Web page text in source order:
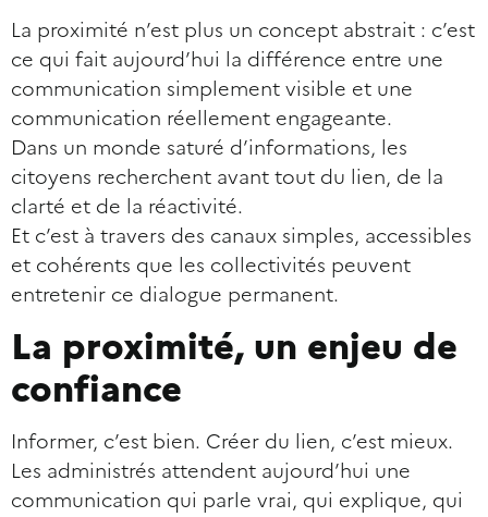
La proximité n’est plus un concept abstrait : c’est
ce qui fait aujourd’hui la différence entre une
communication simplement visible et une
communication réellement engageante.
Dans un monde saturé d’informations, les
citoyens recherchent avant tout du lien, de la
clarté et de la réactivité.
Et c’est à travers des canaux simples, accessibles
et cohérents que les collectivités peuvent
entretenir ce dialogue permanent.
La proximité, un enjeu de
confiance
Informer, c’est bien. Créer du lien, c’est mieux.
Les administrés attendent aujourd’hui une
communication qui parle vrai, qui explique, qui